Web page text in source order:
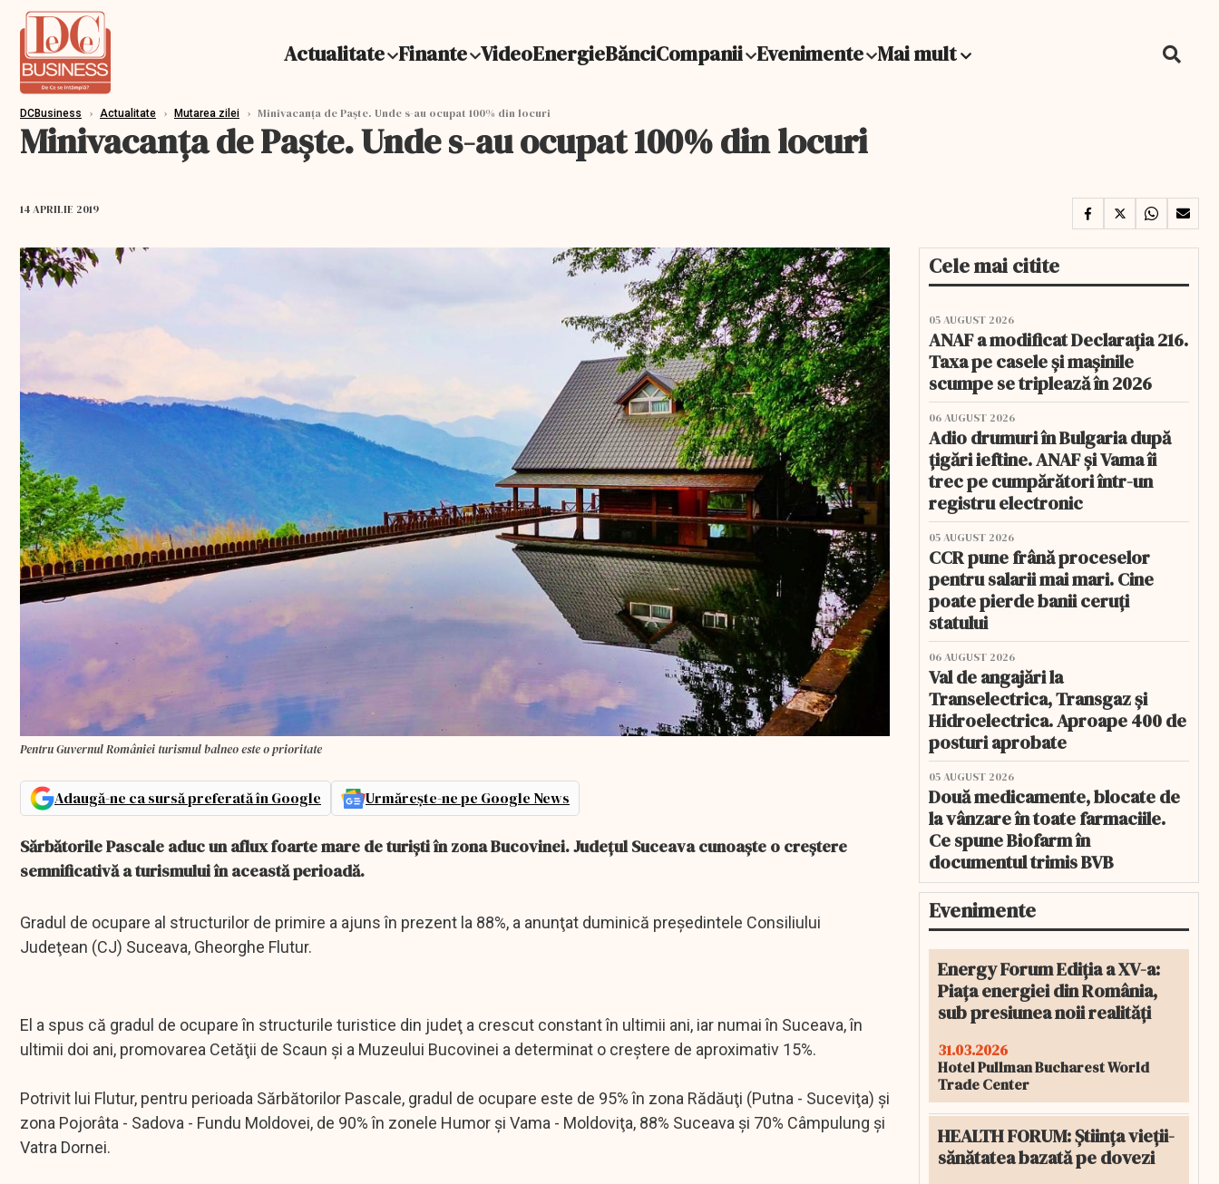
Actualitate Finante VideoEnergieBănciCompanii Evenimente Mai mult
DCBusiness › Actualitate › Mutarea zilei › Minivacanța de Paște. Unde s-au ocupat 100% din locuri
Minivacanța de Paște. Unde s-au ocupat 100% din locuri
14 APRILIE 2019
Pentru Guvernul României turismul balneo este o prioritate
Adaugă-ne ca sursă preferată în Google Urmărește-ne pe Google News
Sărbătorile Pascale aduc un aflux foarte mare de turiști în zona Bucovinei. Județul Suceava cunoaște o creştere
semnificativă a turismului în această perioadă.
Gradul de ocupare al structurilor de primire a ajuns în prezent la 88%, a anunţat duminică preşedintele Consiliului
Judeţean (CJ) Suceava, Gheorghe Flutur.
El a spus că gradul de ocupare în structurile turistice din judeţ a crescut constant în ultimii ani, iar numai în Suceava, în
ultimii doi ani, promovarea Cetăţii de Scaun şi a Muzeului Bucovinei a determinat o creştere de aproximativ 15%.
Potrivit lui Flutur, pentru perioada Sărbătorilor Pascale, gradul de ocupare este de 95% în zona Rădăuţi (Putna - Suceviţa) şi
zona Pojorâta - Sadova - Fundu Moldovei, de 90% în zonele Humor şi Vama - Moldoviţa, 88% Suceava şi 70% Câmpulung şi
Vatra Dornei.
Cele mai citite
05 AUGUST 2026
ANAF a modificat Declarația 216.
Taxa pe casele și mașinile
scumpe se triplează în 2026
06 AUGUST 2026
Adio drumuri în Bulgaria după
țigări ieftine. ANAF și Vama îi
trec pe cumpărători într-un
registru electronic
05 AUGUST 2026
CCR pune frână proceselor
pentru salarii mai mari. Cine
poate pierde banii ceruți
statului
06 AUGUST 2026
Val de angajări la
Transelectrica, Transgaz și
Hidroelectrica. Aproape 400 de
posturi aprobate
05 AUGUST 2026
Două medicamente, blocate de
la vânzare în toate farmaciile.
Ce spune Biofarm în
documentul trimis BVB
Evenimente
Energy Forum Ediția a XV-a:
Piața energiei din România,
sub presiunea noii realități
31.03.2026
Hotel Pullman Bucharest World
Trade Center
HEALTH FORUM: Știința vieții-
sănătatea bazată pe dovezi